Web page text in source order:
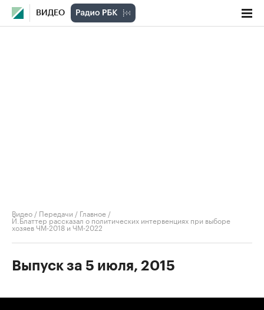
ВИДЕО
Видео / Передачи / Главное /
Й.Блаттер рассказал о политических интервенциях при выборе
хозяев ЧМ-2018 и ЧМ-2022
Выпуск за 5 июля, 2015